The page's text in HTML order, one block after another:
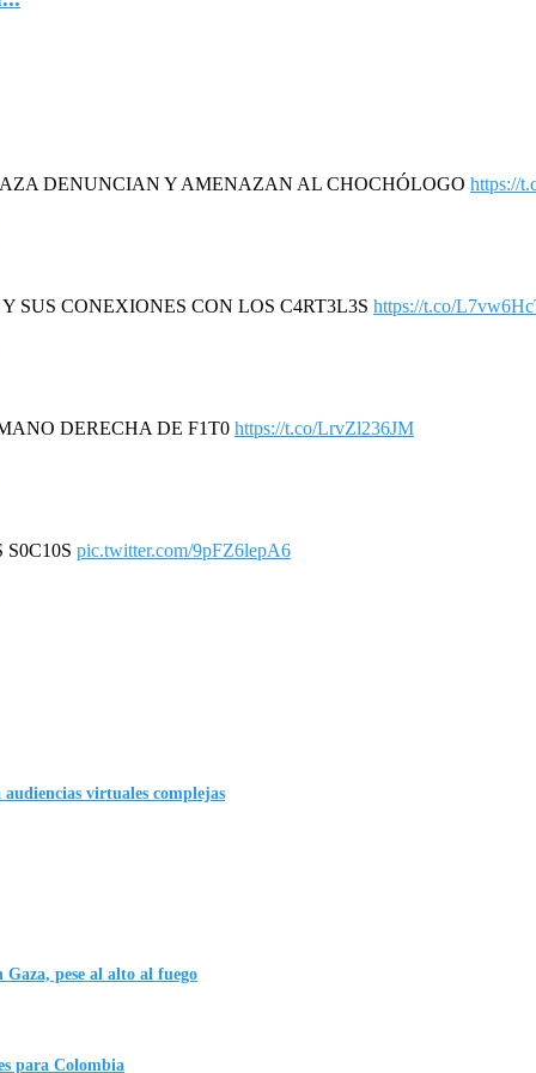
DENUNCIAN Y AMENAZAN AL CHOCHÓLOGO https://
SUS CONEXIONES CON LOS C4RT3L3S https://t.co/
DERECHA DE F1T0 https://t.co/LrvZl236JM
S0C10S pic.twitter.com/9pFZ6lepA6
virtuales complejas
pese al alto al fuego
para Colombia